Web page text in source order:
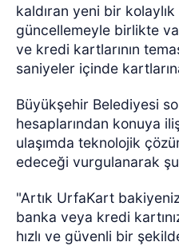
kaldıran yeni bir kolaylık
güncellemeyle birlikte
ve kredi kartlarının
saniyeler içinde
Büyükşehir Belediyesi
hesaplarından konuya
ulaşımda teknolojik
edeceği vurgulanarak
"Artık UrfaKart
banka veya kredi
hızlı ve güvenli bir